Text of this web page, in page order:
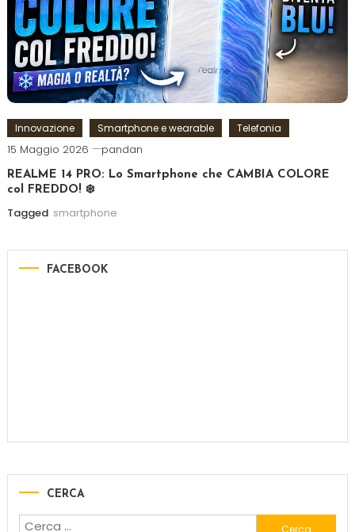
Innovazione Smartphone e wearable Telefonia
15 Maggio 2026 pandan
REALME 14 PRO: Lo Smartphone che CAMBIA COLORE
col FREDDO! ❄️
Tagged smartphone
FACEBOOK
CERCA